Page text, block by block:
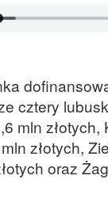
cztery
mln złotych,
złotych,
oraz